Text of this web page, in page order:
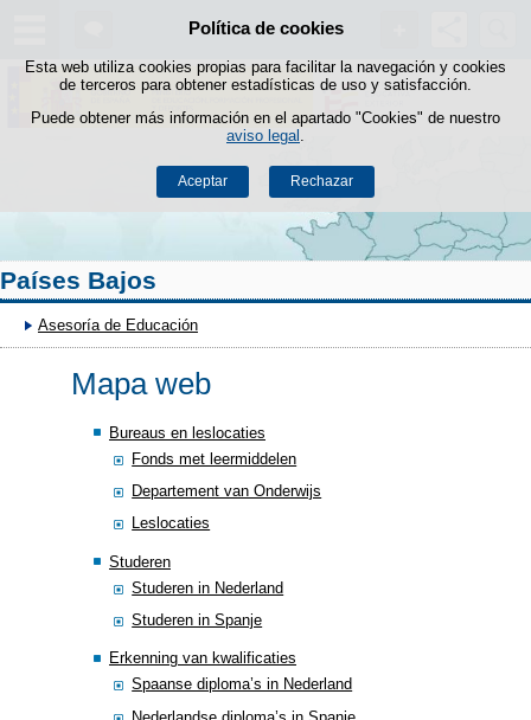
Política de cookies
Esta web utiliza cookies propias para facilitar la navegación y cookies
de terceros para obtener estadísticas de uso y satisfacción.
Puede obtener más información en el apartado "Cookies" de nuestro
aviso legal
Aceptar Rechazar
Saltar al contenido
Países Bajos
Asesoría de Educación
Mapa web
Bureaus en leslocaties
Fonds met leermiddelen
Departement van Onderwijs
Leslocaties
Studeren
Studeren in Nederland
Studeren in Spanje
Erkenning van kwalificaties
Spaanse diploma’s in Nederland